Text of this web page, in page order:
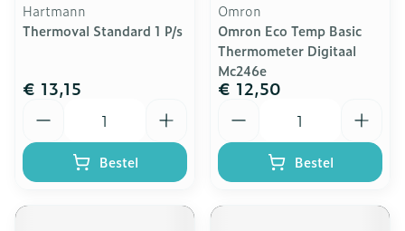
Hartmann
Thermoval Standard 1 P/s
€ 13,15
Bestel
Omron
Omron Eco Temp Basic
Thermometer Digitaal
Mc246e
€ 12,50
Bestel